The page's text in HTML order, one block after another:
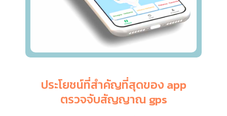
ประโยชน์ที่สำคัญที่สุดของ app
ตรวจจับสัญญาณ gps